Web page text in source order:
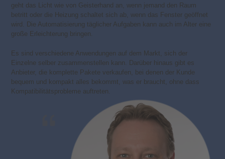
geht das Licht wie von Geisterhand an, wenn jemand den Raum
betritt oder die Heizung schaltet sich ab, wenn das Fenster geöffnet
wird. Die Automatisierung täglicher Aufgaben kann auch im Alter eine
große Erleichterung bringen.
Es sind verschiedene Anwendungen auf dem Markt, sich der
Einzelne selber zusammenstellen kann. Darüber hinaus gibt es
Anbieter, die komplette Pakete verkaufen, bei denen der Kunde
bequem und kompakt alles bekommt, was er braucht, ohne dass
Kompatibilitätsprobleme auftreten.